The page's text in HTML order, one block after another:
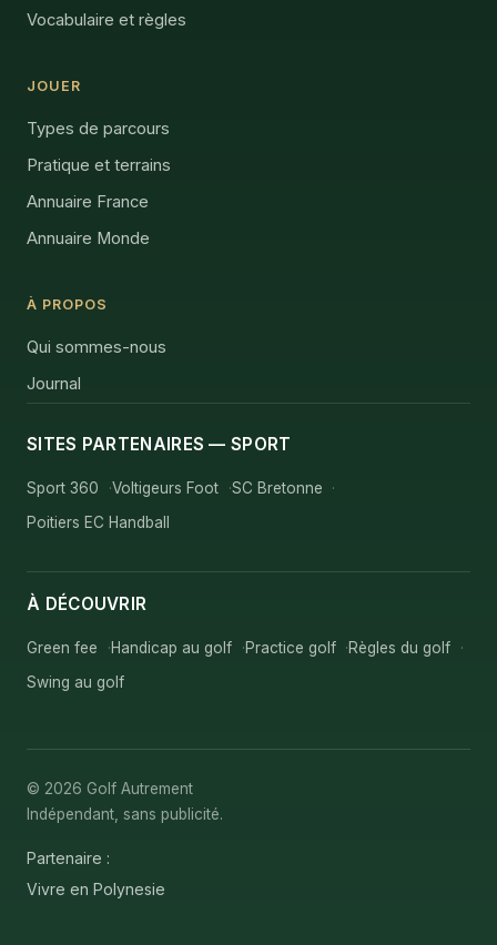
Vocabulaire et règles
JOUER
Types de parcours
Pratique et terrains
Annuaire France
Annuaire Monde
À PROPOS
Qui sommes-nous
Journal
SITES PARTENAIRES — SPORT
Sport 360 Voltigeurs Foot
SC Bretonne
Poitiers EC Handball
À DÉCOUVRIR
Green fee Handicap au golf Practice golf
Règles du golf
Swing au golf
© 2026 Golf Autrement
Indépendant, sans publicité.
Partenaire :
Vivre en Polynesie